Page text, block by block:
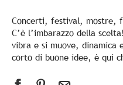
Concerti, festival, mostre,
C’è l’imbarazzo della
vibra e si muove, dinamica
corto di buone idee, è qui